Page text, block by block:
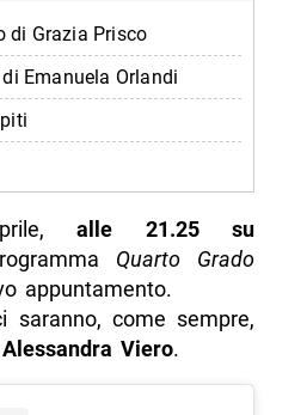
di Grazia Prisco
Emanuela Orlandi
community dei
alle 21.25 su
Quarto Grado
appuntamento.
saranno, come sempre,
Viero.